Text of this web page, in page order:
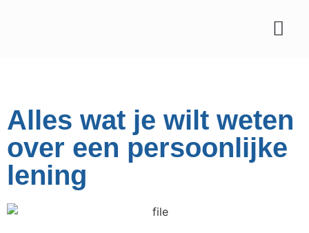
Alles wat je wilt weten
over een persoonlijke
lening